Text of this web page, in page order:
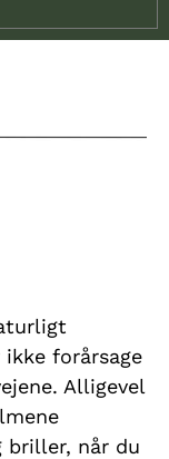
forårsage
Alligevel
briller, når du